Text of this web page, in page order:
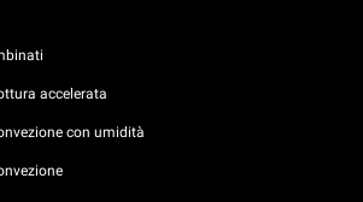
accelerata
con umidità